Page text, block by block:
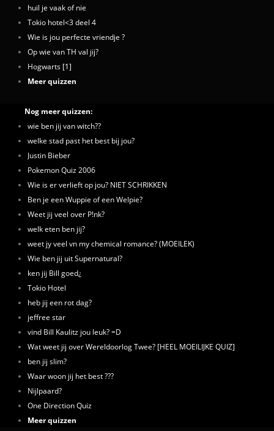
huil je vaak of nie
Tokio hotel<3 deel 4
Wie is jou perfecte vriendje ?
Op wie van TH val jij?
Hogwarts [1]
Meer quizzen
Nog meer quizzen:
wie ben jij van witch??
welke stad past het best bij jou?
Justin Bieber
Pokemon Quiz 2006
Wie is er verlieft op jou? NIET SCHRIKKEN
Ben je een Wuppie of een Welpie?
Weet jij veel over P!nk?
welk eten ben jij?
weet jy veel vn my chemical romance? (MOEILEK)
Wie ben jij uit Supernatural?
ken jij Bill goed¿
Tokio Hotel
heb jij een rot dag?
jeffree star
vind Bill Kaulitz jou leuk? =D
Wat weet jij over Wereldoorlog Twee? [HEEL MOEILIJKE QUIZ]
ben jij slim?
Waar woon jij het best ???
Nijlpaard?
One Direction Quiz
Meer quizzen